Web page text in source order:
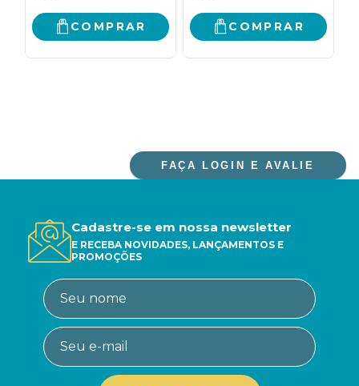
COMPRAR COMPRAR
FAÇA LOGIN E AVALIE
Cadastre-se em nossa newsletter
E RECEBA NOVIDADES, LANÇAMENTOS E
PROMOÇÕES